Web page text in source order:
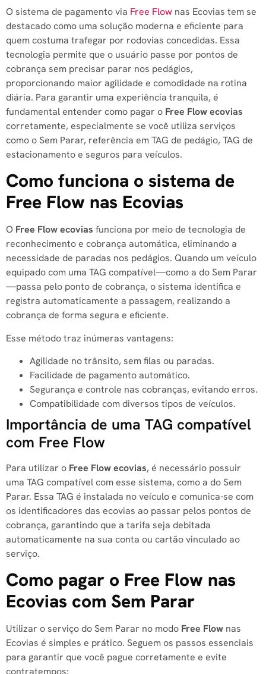
O sistema de pagamento via Free Flow nas Ecovias tem se
destacado como uma solução moderna e eficiente para
quem costuma trafegar por rodovias concedidas. Essa
tecnologia permite que o usuário passe por pontos de
cobrança sem precisar parar nos pedágios,
proporcionando maior agilidade e comodidade na rotina
diária. Para garantir uma experiência tranquila, é
fundamental entender como pagar o Free Flow ecovias
corretamente, especialmente se você utiliza serviços
como o Sem Parar, referência em TAG de pedágio, TAG de
estacionamento e seguros para veículos.
Como funciona o sistema de
Free Flow nas Ecovias
O Free Flow ecovias funciona por meio de tecnologia de
reconhecimento e cobrança automática, eliminando a
necessidade de paradas nos pedágios. Quando um veículo
equipado com uma TAG compatível—como a do Sem Parar
—passa pelo ponto de cobrança, o sistema identifica e
registra automaticamente a passagem, realizando a
cobrança de forma segura e eficiente.
Esse método traz inúmeras vantagens:
Agilidade no trânsito, sem filas ou paradas.
Facilidade de pagamento automático.
Segurança e controle nas cobranças, evitando erros.
Compatibilidade com diversos tipos de veículos.
Importância de uma TAG compatível
com Free Flow
Para utilizar o Free Flow ecovias, é necessário possuir
uma TAG compatível com esse sistema, como a do Sem
Parar. Essa TAG é instalada no veículo e comunica-se com
os identificadores das ecovias ao passar pelos pontos de
cobrança, garantindo que a tarifa seja debitada
automaticamente na sua conta ou cartão vinculado ao
serviço.
Como pagar o Free Flow nas
Ecovias com Sem Parar
Utilizar o serviço do Sem Parar no modo Free Flow nas
Ecovias é simples e prático. Seguem os passos essenciais
para garantir que você pague corretamente e evite